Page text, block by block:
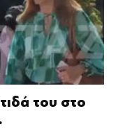
του στο